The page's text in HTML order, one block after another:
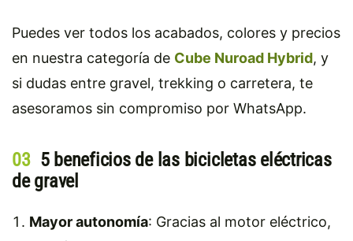
Puedes ver todos los acabados, colores y precios
en nuestra categoría de Cube Nuroad Hybrid, y
si dudas entre gravel, trekking o carretera, te
asesoramos sin compromiso por WhatsApp.
03 5 beneficios de las bicicletas eléctricas
de gravel
Mayor autonomía: Gracias al motor eléctrico,